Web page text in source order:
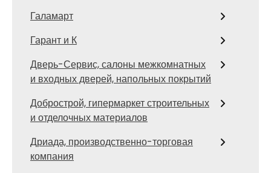
Галамарт
Гарант и К
Дверь-Сервис, салоны межкомнатных
и входных дверей, напольных покрытий
Добрострой, гипермаркет строительных
и отделочных материалов
Дриада, производственно-торговая
компания